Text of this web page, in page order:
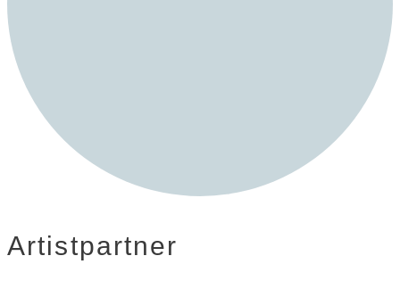
Artistpartner